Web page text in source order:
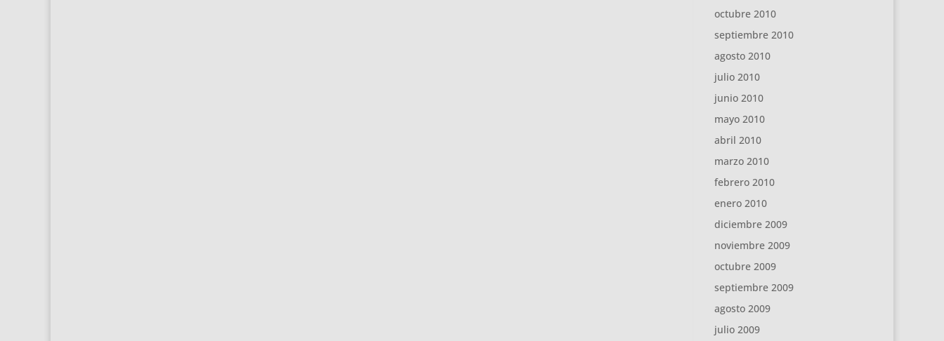
octubre 2010
septiembre 2010
agosto 2010
julio 2010
junio 2010
mayo 2010
abril 2010
marzo 2010
febrero 2010
enero 2010
diciembre 2009
noviembre 2009
octubre 2009
septiembre 2009
agosto 2009
julio 2009